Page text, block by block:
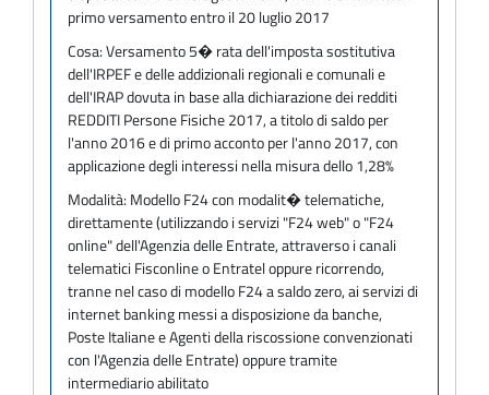
primo versamento entro il 20 luglio 2017
Cosa:Versamento 5� rata dell'imposta sostitutiva
dell'IRPEF e delle addizionali regionali e comunali e
dell'IRAP dovuta in base alla dichiarazione dei redditi
REDDITI Persone Fisiche 2017, a titolo di saldo per
l'anno 2016 e di primo acconto per l'anno 2017, con
applicazione degli interessi nella misura dello 1,28%
Modalità: Modello F24 con modalit� telematiche,
direttamente (utilizzando i servizi "F24 web" o "F24
online" dell'Agenzia delle Entrate, attraverso i canali
telematici Fisconline o Entratel oppure ricorrendo,
tranne nel caso di modello F24 a saldo zero, ai servizi di
internet banking messi a disposizione da banche,
Poste Italiane e Agenti della riscossione convenzionati
con l'Agenzia delle Entrate) oppure tramite
intermediario abilitato